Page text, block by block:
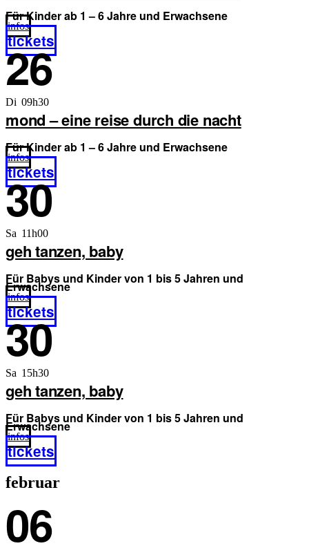
Für Kinder ab 1 – 6 Jahre und Erwachsene
infos
tickets
26
Di 09h30
mond – eine reise durch die nacht
Für Kinder ab 1 – 6 Jahre und Erwachsene
infos
tickets
30
Sa 11h00
geh tanzen, baby
Für Babys und Kinder von 1 bis 5 Jahren und
Erwachsene
infos
tickets
30
Sa 15h30
geh tanzen, baby
Für Babys und Kinder von 1 bis 5 Jahren und
Erwachsene
infos
tickets
februar
06